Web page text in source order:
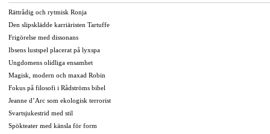
Rättrådig och rytmisk Ronja
Den slipsklädde karriäristen Tartuffe
Frigörelse med dissonans
Ibsens lustspel placerat på lyxspa
Ungdomens olidliga ensamhet
Magisk, modern och maxad Robin
Fokus på filosofi i Rådströms bibel
Jeanne d’Arc som ekologisk terrorist
Svartsjukestrid med stil
Spökteater med känsla för form